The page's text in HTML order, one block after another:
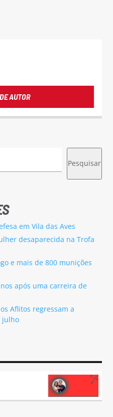
AUTOR
Pesquisar
em Vila das Aves
desaparecida na Trofa
e mais de 800 munições
após uma carreira de
Aflitos regressam a
julho